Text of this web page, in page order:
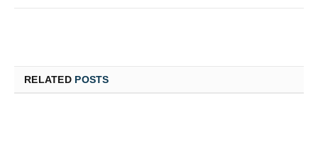
RELATED POSTS